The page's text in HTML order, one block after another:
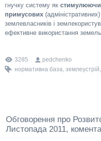
гнучку систему як
примусових
землевласників і
ефективне використання
3285
pedchenko
нормативна база землеустрій
Обговорення про
Листопада 2011,